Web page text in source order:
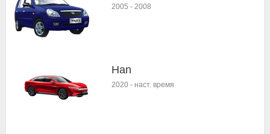
2005 - 2008
Han
2020 - наст. время